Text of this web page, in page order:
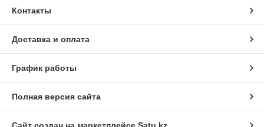
Контакты
Доставка и оплата
График работы
Полная версия сайта